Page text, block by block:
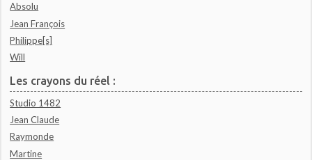
Absolu
Jean François
Philippe[s]
Will
Les crayons du réel :
Studio 1482
Jean Claude
Raymonde
Martine